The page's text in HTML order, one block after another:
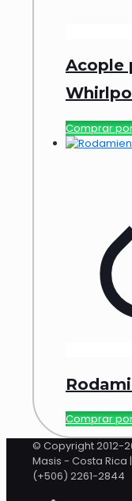
Acople
Comprar
Comprar
© Copyright 2012-
Masis - Costa Rica
(+506) 2261-2844